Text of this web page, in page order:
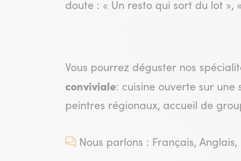
doute : « Un resto qui sort du lot »,
Vous pourrez déguster nos
conviviale: cuisine ouverte sur
peintres régionaux, accueil de
Nous parlons : Français,